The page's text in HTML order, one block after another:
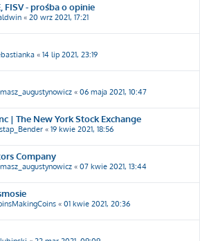
FISV - prośba o opinie
« 20 wrz 2021, 17:21
« 14 lip 2021, 23:19
« 06 maja 2021, 10:47
| The New York Stock Exchange
« 19 kwie 2021, 18:56
Company
« 07 kwie 2021, 13:44
« 01 kwie 2021, 20:36